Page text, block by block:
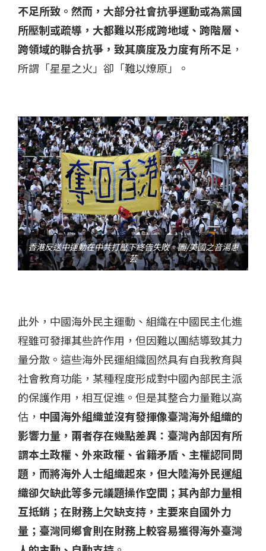
不足所致。然而，大部分社會抗爭運動或為黨國
所壓制或疏導，大都難以形成跨地域、跨階層、
跨領域的聯合抗爭，致其廣度及力度有所不足 ，
所謂「星星之火」卻「難以燎原」。
香港反送中運動在中共打壓下終告失敗。圖/美國之音湯惠
芸
此外，中國海外民主運動、組織在中國民主化進
程雖可發揮其些許作用，但因難以團結導致其力
量分散。這些海外民運組織固然具有自我教育與
社會教育功能，某種程度形成對中國內部民主派
的保護作用，相互促進。但是其整合力量難以高
估， 中國海外組織並沒有發揮像臺灣海外組織的
影響力量，兩者存在幾點差異：臺灣內部因有所
謂本土政權、外來政權、省籍矛盾、主權認同問
題，而將海外人士組織起來，但大陸海外民運組
織卻欠缺此等多元議題操作空間；其內部力量相
互抵銷；在財務上欠缺支持，主要來自國外力
量；臺灣同鄉會則在財務上較容易獲得海外臺灣